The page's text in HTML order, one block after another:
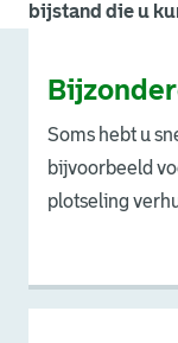
bijstand die u
Soms hebt u
bijvoorbeeld
plotseling